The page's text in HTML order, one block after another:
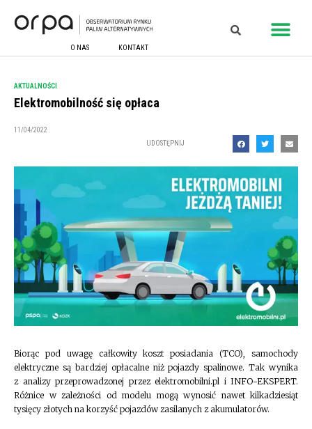
O NAS KONTAKT
AKTUALNOŚCI
Elektromobilność się opłaca
11/04/2022
UDOSTĘPNIJ
Biorąc pod uwagę całkowity koszt posiadania (TCO), samochody
elektryczne są bardziej opłacalne niż pojazdy spalinowe. Tak wynika
z analizy przeprowadzonej przez elektromobilni.pl i INFO-EKSPERT.
Różnice w zależności od modelu mogą wynosić nawet kilkadziesiąt
tysięcy złotych na korzyść pojazdów zasilanych z akumulatorów.